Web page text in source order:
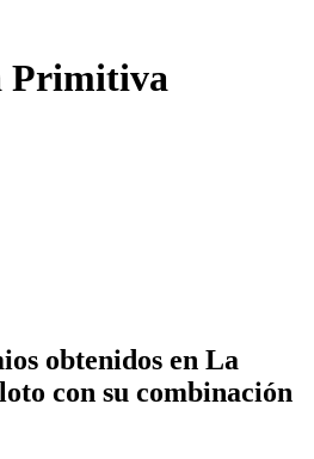
Primitiva
obtenidos en La
con su combinación